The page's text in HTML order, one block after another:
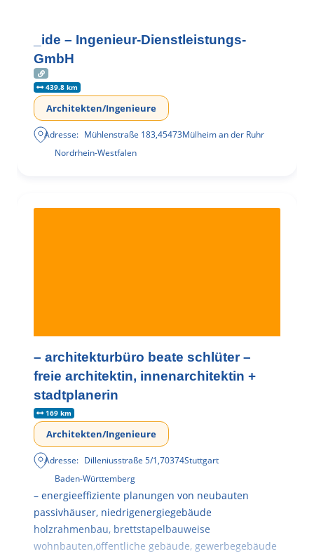
_ide – Ingenieur-Dienstleistungs-
GmbH
439.8 km
Architekten/Ingenieure
Adresse: Mühlenstraße 183,45473Mülheim an der Ruhr
Nordrhein-Westfalen
– architekturbüro beate schlüter –
freie architektin, innenarchitektin +
stadtplanerin
169 km
Architekten/Ingenieure
Adresse: Dilleniusstraße 5/1,70374Stuttgart
Baden-Württemberg
– energieeffiziente planungen von neubauten
passivhäuser, niedrigenergiegebäude
holzrahmenbau, brettstapelbauweise
wohnbauten,öffentliche gebäude, gewerbegebäude